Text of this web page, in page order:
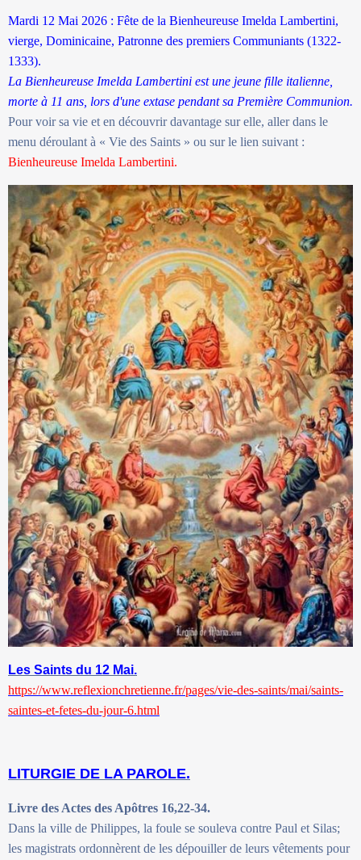
Mardi 12 Mai 2026 : Fête de la Bienheureuse Imelda Lambertini,
vierge, Dominicaine, Patronne des premiers Communiants (1322-
1333).
La Bienheureuse Imelda Lambertini est une jeune fille italienne,
morte à 11 ans, lors d'une extase pendant sa Première Communion.
Pour voir sa vie et en découvrir davantage sur elle, aller dans le
menu déroulant à « Vie des Saints » ou sur le lien suivant :
Bienheureuse Imelda Lambertini.
Les Saints du 12 Mai.
https://www.reflexionchretienne.fr/pages/vie-des-saints/mai/saints-
saintes-et-fetes-du-jour-6.html
LITURGIE DE LA PAROLE.
Livre des Actes des Apôtres 16,22-34.
Dans la ville de Philippes, la foule se souleva contre Paul et Silas;
les magistrats ordonnèrent de les dépouiller de leurs vêtements pour